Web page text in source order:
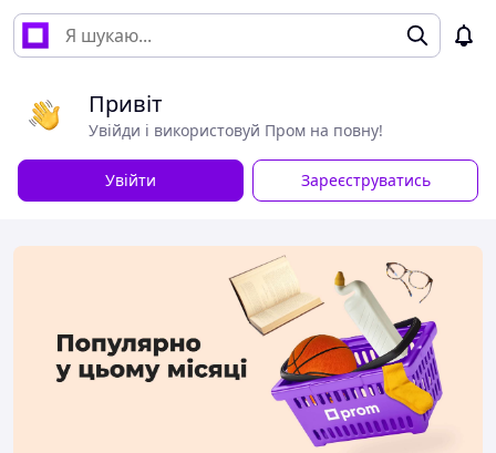
Привіт
Увійди і використовуй Пром на повну!
Увійти Зареєструватись